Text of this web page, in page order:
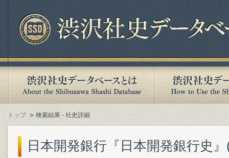
トップ 検索結果 - 社史詳細
日本開発銀行『日本開発銀行史